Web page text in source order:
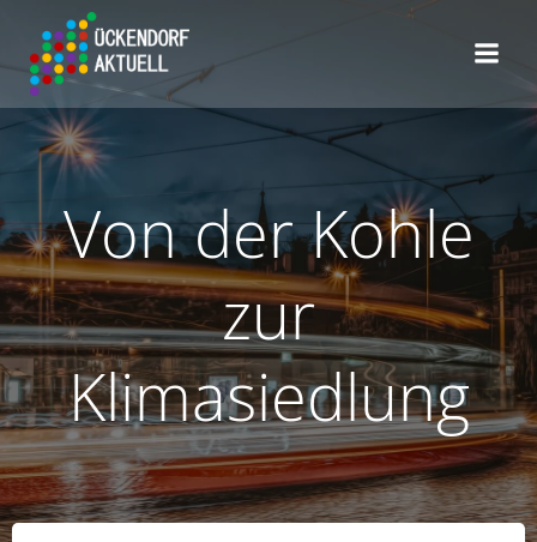
Von der Kohle
zur
Klimasiedlung